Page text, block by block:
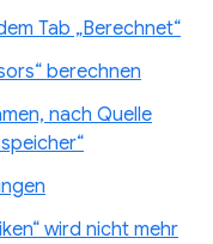
Tab „Berechnet“
berechnen
nach Quelle
wird nicht mehr